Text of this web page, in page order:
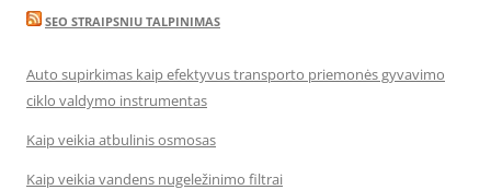
SEO STRAIPSNIU TALPINIMAS
Auto supirkimas kaip efektyvus transporto priemonės gyvavimo
ciklo valdymo instrumentas
Kaip veikia atbulinis osmosas
Kaip veikia vandens nugeležinimo filtrai